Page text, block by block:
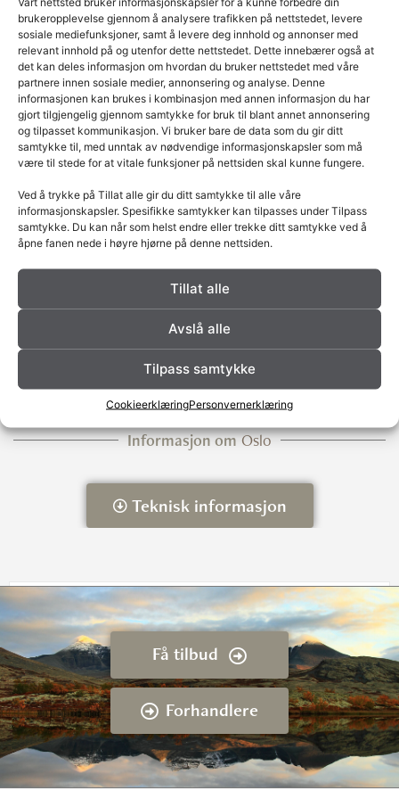
brukeropplevelse gjennom å analysere trafikken på nettstedet, levere
sosiale mediefunksjoner, samt å levere deg innhold og annonser med
relevant innhold på og utenfor dette nettstedet. Dette innebærer også at
det kan deles informasjon om hvordan du bruker nettstedet med våre
partnere innen sosiale medier, annonsering og analyse. Denne
informasjonen kan brukes i kombinasjon med annen informasjon du har
gjort tilgjengelig gjennom samtykke for bruk til blant annet annonsering
og tilpasset kommunikasjon. Vi bruker bare de data som du gir ditt
samtykke til, med unntak av nødvendige informasjonskapsler som må
være til stede for at vitale funksjoner på nettsiden skal kunne fungere.
Ved å trykke på Tillat alle gir du ditt samtykke til alle våre
informasjonskapsler. Spesifikke samtykker kan tilpasses under Tilpass
samtykke. Du kan når som helst endre eller trekke ditt samtykke ved å
åpne fanen nede i høyre hjørne på denne nettsiden.
Tillat alle
Avslå alle
Tilpass samtykke
CookieerklæringPersonvernerklæring
Hvordan fungerer det?
Når du fyrer i en klebersteinsovn, varmes steinen opp til kjernen.
Denne varmen lagres i steinen og avgis gradvis over lang tid som
infrarød stråling. Denne type strålevarme oppleves som spesielt
behagelig og gir en følelse av velvære.
Sammenlignet med andre ovner
I motsetning til støpejerns- eller stålovner, som hovedsakelig
varmer luften, varmer klebersteinsovner både luften og
gjenstandene i rommet. Dette gir en mer jevn og behagelig
varmefordeling, og reduserer risikoen for trekk.
Konklusjon
En klebersteinsovn er mer enn bare en varmekilde. Det er en
investering i komfort, helse og miljø. Med sin unike evne til å lagre
og avgi varme, er klebersteinsovnen et naturlig valg for deg som
ønsker en bærekraftig og estetisk tiltalende varmekilde.
Informasjon om Oslo
Teknisk informasjon
Oslo
D x B x H
35 x 50 x 140 cm
Høyde senter røykuttak
125,2 cm
Vekt
350 kg
Kan tilkobles friskluft
Få tilbud
Forhandlere